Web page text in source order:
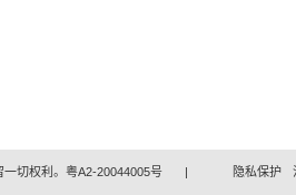
切权利。粤A2-20044005号 | 隐私保护